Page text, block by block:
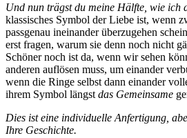
Und nun trägst du meine Hälfte, wie ich
klassisches Symbol der Liebe ist, wenn
passgenau ineinander überzugehen
erst fragen, warum sie denn noch nicht
Schöner noch ist da, wenn wir sehen
anderen auflösen muss, um einander
wenn die Ringe selbst dann einander
ihrem Symbol längst das Gemeinsame
Dies ist eine individuelle Anfertigung,
Ihre Geschichte.